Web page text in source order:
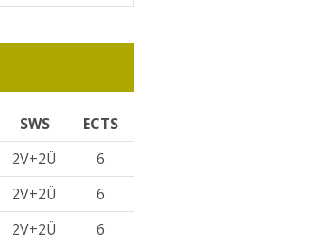
SWS
ECTS
2V+2Ü
6
2V+2Ü
6
2V+2Ü
6